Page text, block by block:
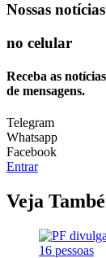
Nossas notícias
no celular
Receba as
de mensagens.
Telegram
Whatsapp
Facebook
Entrar
Veja